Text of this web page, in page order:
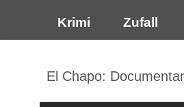
Krimi Zufall
El Chapo: